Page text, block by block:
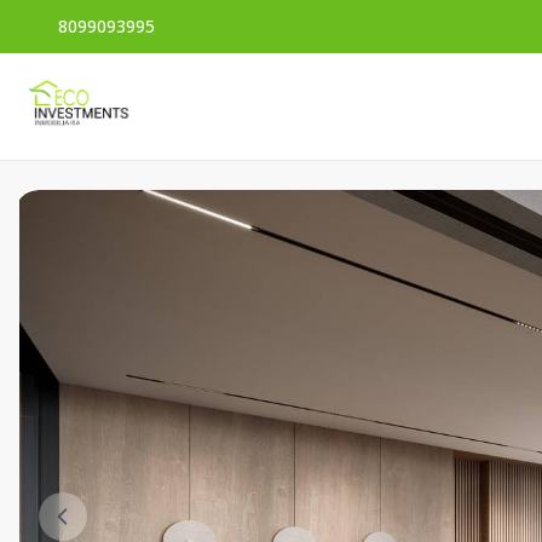
8099093995